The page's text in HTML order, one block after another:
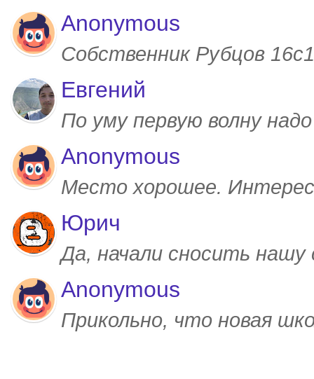
Anonymous
Собственник Рубцов
Евгений
По уму первую волну
Anonymous
Место хорошее.
Юрич
Да, начали сносить
Anonymous
Прикольно, что новая